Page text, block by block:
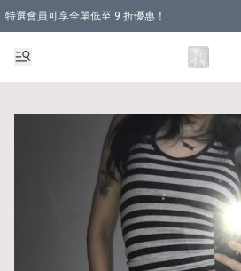
特選會員可享全單低至 9 折優惠！